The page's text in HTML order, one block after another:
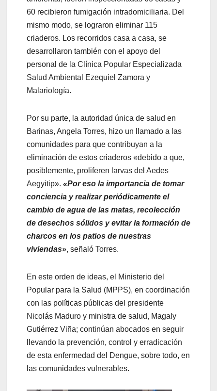
60 recibieron fumigación intradomiciliaria. Del
mismo modo, se lograron eliminar 115
criaderos. Los recorridos casa a casa, se
desarrollaron también con el apoyo del
personal de la Clínica Popular Especializada
Salud Ambiental Ezequiel Zamora y
Malariología.
Por su parte, la autoridad única de salud en
Barinas, Angela Torres, hizo un llamado a las
comunidades para que contribuyan a la
eliminación de estos criaderos «debido a que,
posiblemente, proliferen larvas del Aedes
Aegyitip». «Por eso la importancia de tomar
conciencia y realizar periódicamente el
cambio de agua de las matas, recolección
de desechos sólidos y evitar la formación de
charcos en los patios de nuestras
viviendas», señaló Torres.
En este orden de ideas, el Ministerio del
Popular para la Salud (MPPS), en coordinación
con las políticas públicas del presidente
Nicolás Maduro y ministra de salud, Magaly
Gutiérrez Viña; continúan abocados en seguir
llevando la prevención, control y erradicación
de esta enfermedad del Dengue, sobre todo, en
las comunidades vulnerables.